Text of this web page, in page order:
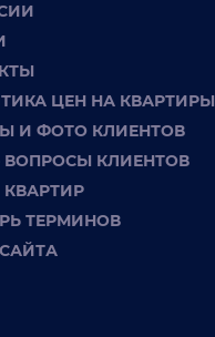
ЦЕН НА КВАРТИРЫ
И ФОТО КЛИЕНТОВ
ВОПРОСЫ КЛИЕНТОВ
ТЕРМИНОВ